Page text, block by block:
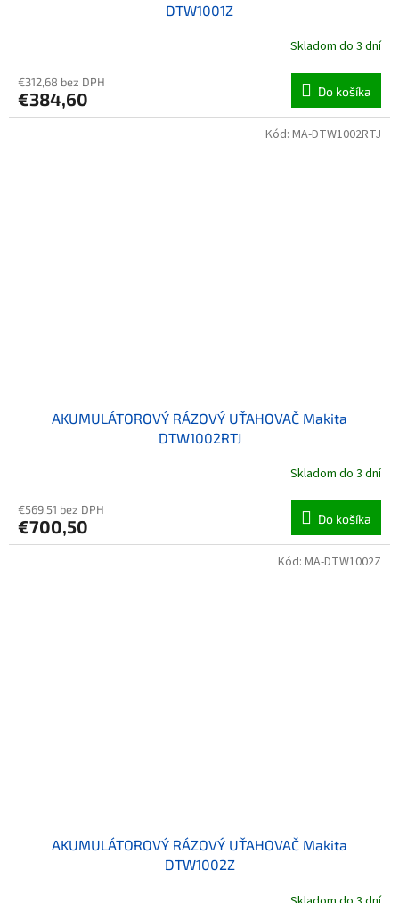
DTW1001Z
Skladom do 3 dní
€312,68 bez DPH
€384,60 Do košíka
AKUMULÁTOROVÝ RÁZOVÝ UŤAHOVAČ Makita
DTW1002RTJ
Skladom do 3 dní
€569,51 bez DPH
€700,50 Do košíka
Kód: MA-DTW1002RTJ
AKUMULÁTOROVÝ RÁZOVÝ UŤAHOVAČ Makita
DTW1002Z
Kód: MA-DTW1002Z